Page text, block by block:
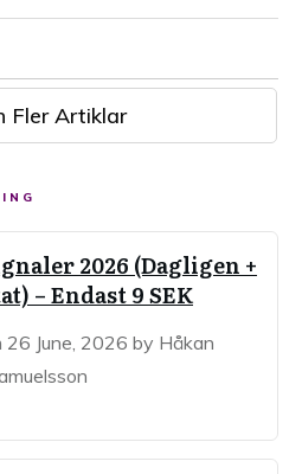
Fler Artiklar
2026 (Dagligen +
– Endast 9 SEK
June, 2026 by Håkan